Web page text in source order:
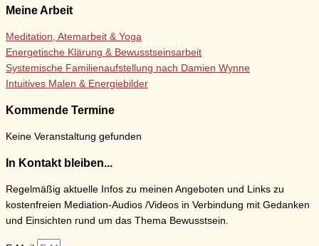
Meine Arbeit
Meditation, Atemarbeit & Yoga
Energetische Klärung & Bewusstseinsarbeit
Systemische Familienaufstellung nach Damien Wynne
Intuitives Malen & Energiebilder
Kommende Termine
Keine Veranstaltung gefunden
In Kontakt bleiben...
Regelmäßig aktuelle Infos zu meinen Angeboten und Links zu
kostenfreien Mediation-Audios /Videos in Verbindung mit Gedanken
und Einsichten rund um das Thema Bewusstsein.